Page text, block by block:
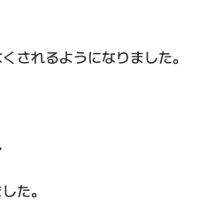
されるようになりました。
た。